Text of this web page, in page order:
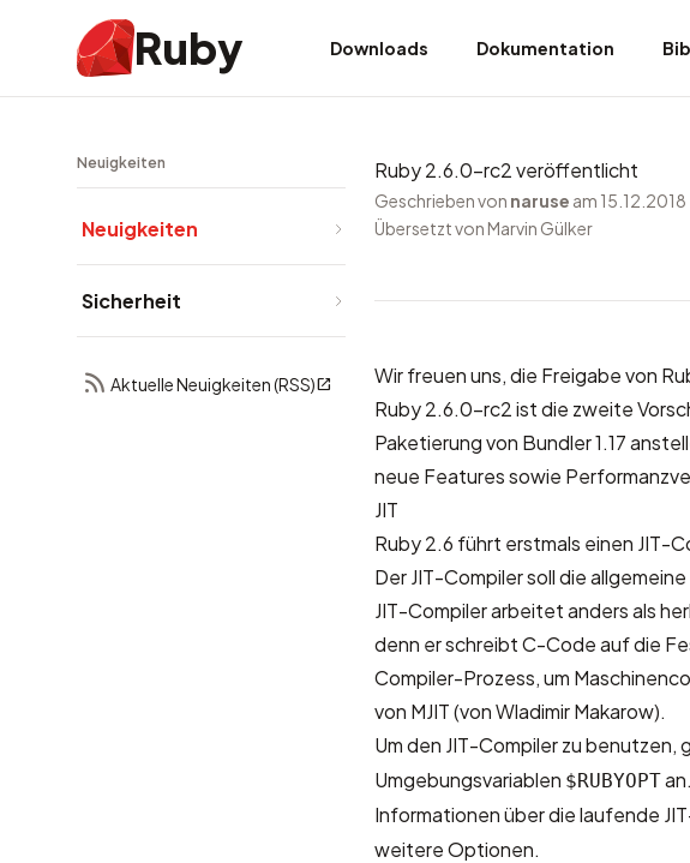
Ruby Downloads Dokumentation
Neuigkeiten
Neuigkeiten
Sicherheit
Aktuelle Neuigkeiten (RSS)
Ruby 2.6.0-rc2 veröffentlicht
Geschrieben von naruse am 15.12.2018
Übersetzt von Marvin Gülker
Wir freuen uns, die Freigabe von
Ruby 2.6.0-rc2 ist die zweite
Paketierung von Bundler 1.17
neue Features sowie
JIT
Ruby 2.6 führt erstmals einen JIT-
Der JIT-Compiler soll die
JIT-Compiler arbeitet anders als
denn er schreibt C-Code auf die
Compiler-Prozess, um
von MJIT (von Wladimir Makarow).
Um den JIT-Compiler zu benutzen,
Umgebungsvariablen $RUBYOPT
Informationen über die laufende
weitere Optionen.